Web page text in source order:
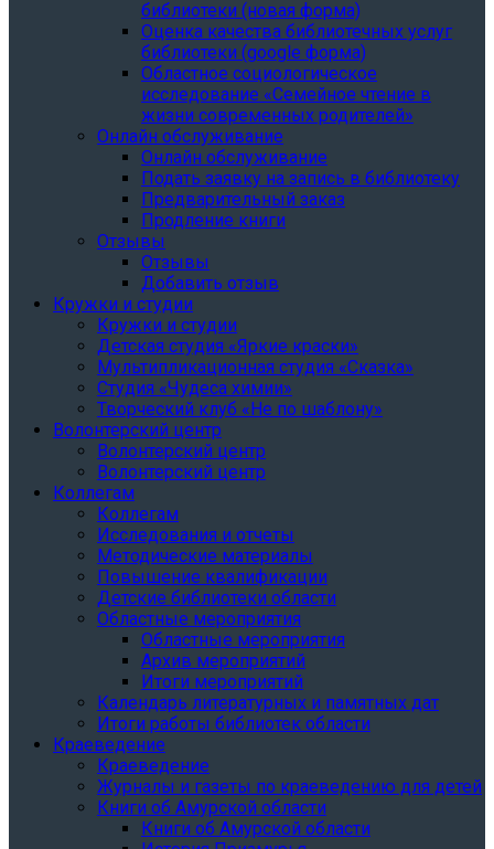
библиотеки (новая форма)
Oценка качества библиотечных услуг
библиотеки (google форма)
Областное социологическое
исследование «Семейное чтение в
жизни современных родителей»
Онлайн обслуживание
Онлайн обслуживание
Подать заявку на запись в библиотеку
Предварительный заказ
Продление книги
Отзывы
Отзывы
Добавить отзыв
Кружки и студии
Кружки и студии
Детская студия «Яркие краски»
Мультипликационная студия «Сказка»
Студия «Чудеса химии»
Творческий клуб «Не по шаблону»
Волонтерский центр
Волонтерский центр
Волонтерский центр
Коллегам
Коллегам
Исследования и отчеты
Методические материалы
Повышение квалификации
Детские библиотеки области
Областные мероприятия
Областные мероприятия
Архив мероприятий
Итоги мероприятий
Календарь литературных и памятных дат
Итоги работы библиотек области
Краеведение
Краеведение
Журналы и газеты по краеведению для детей
Книги об Амурской области
Книги об Амурской области